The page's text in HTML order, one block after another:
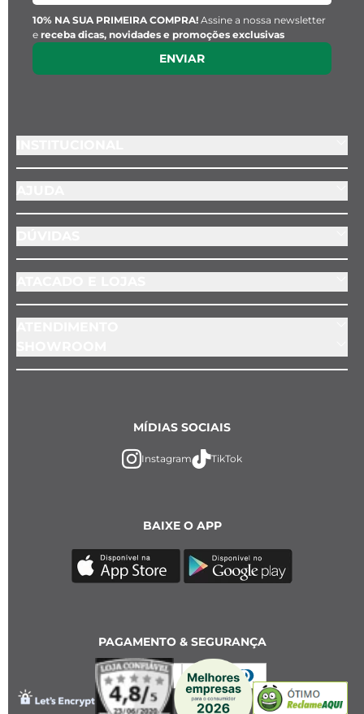
10% NA SUA PRIMEIRA COMPRA! Assine a nossa newsletter
e receba dicas, novidades e promoções exclusivas
ENVIAR
BAIXE O APP
MÍDIAS SOCIAIS
Instagram TikTok
PAGAMENTO & SEGURANÇA